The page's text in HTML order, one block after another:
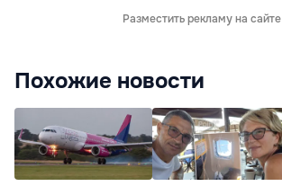
Разместить рекламу на сайте
Похожие новости